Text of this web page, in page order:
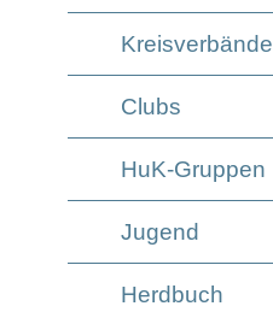
Kreisverbände
Clubs
HuK-Gruppen
Jugend
Herdbuch